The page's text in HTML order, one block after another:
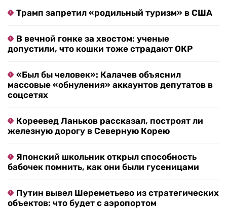
Трамп запретил «родильный туризм» в США
В вечной гонке за хвостом: ученые
допустили, что кошки тоже страдают ОКР
«Был бы человек»: Калачев объяснил
массовые «обнуления» аккаунтов депутатов в
соцсетях
Кореевед Ланьков рассказал, построят ли
железную дорогу в Северную Корею
Японский школьник открыл способность
бабочек помнить, как они были гусеницами
Путин вывел Шереметьево из стратегических
объектов: что будет с аэропортом